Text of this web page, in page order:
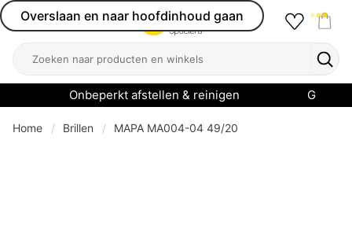
Overslaan en naar hoofdinhoud gaan
Open menu
Zoeken
Onbeperkt afstellen & reinigen
Home Brillen MAPA MA004-04 49/20